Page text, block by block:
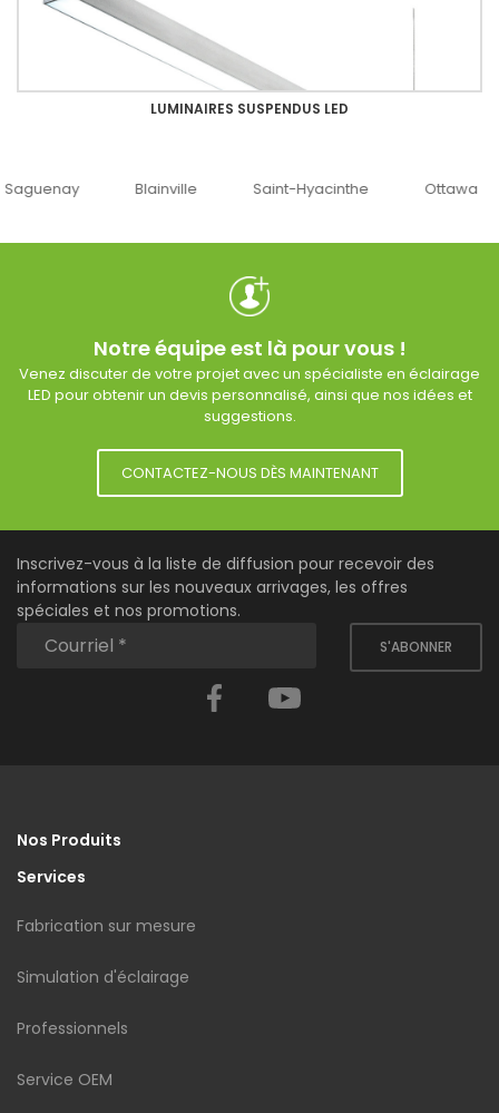
LUMINAIRES SUSPENDUS LED
Blainville Saint-Hyacinthe Ottawa
Notre équipe est là pour vous !
Venez discuter de votre projet avec un spécialiste en éclairage
LED pour obtenir un devis personnalisé, ainsi que nos idées et
suggestions.
CONTACTEZ-NOUS DÈS MAINTENANT
Inscrivez-vous à la liste de diffusion pour recevoir des
informations sur les nouveaux arrivages, les offres
spéciales et nos promotions.
S'ABONNER
Facebook
Nos Produits
Services
Fabrication sur mesure
Simulation d'éclairage
Professionnels
Service OEM